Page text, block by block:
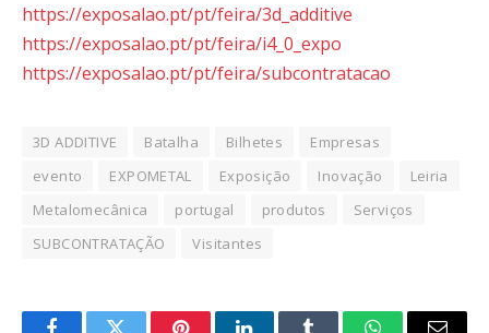
https://exposalao.pt/pt/feira/3d_additive
https://exposalao.pt/pt/feira/i4_0_expo
https://exposalao.pt/pt/feira/subcontratacao
3D ADDITIVE Batalha Bilhetes
Empresas
evento
EXPOMETAL Exposição Inovação
Leiria
Metalomecânica
portugal produtos
Serviços
SUBCONTRATAÇÃO
Visitantes